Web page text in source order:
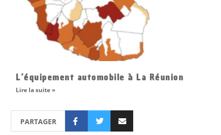
L’équipement automobile à La Réunion
Lire la suite »
PARTAGER